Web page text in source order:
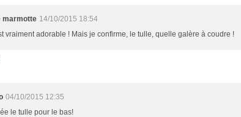
marmotte 14/10/2015 18:54
vraiment adorable ! Mais je confirme, le tulle, quelle galère à coudre !
04/10/2015 12:35
le tulle pour le bas!